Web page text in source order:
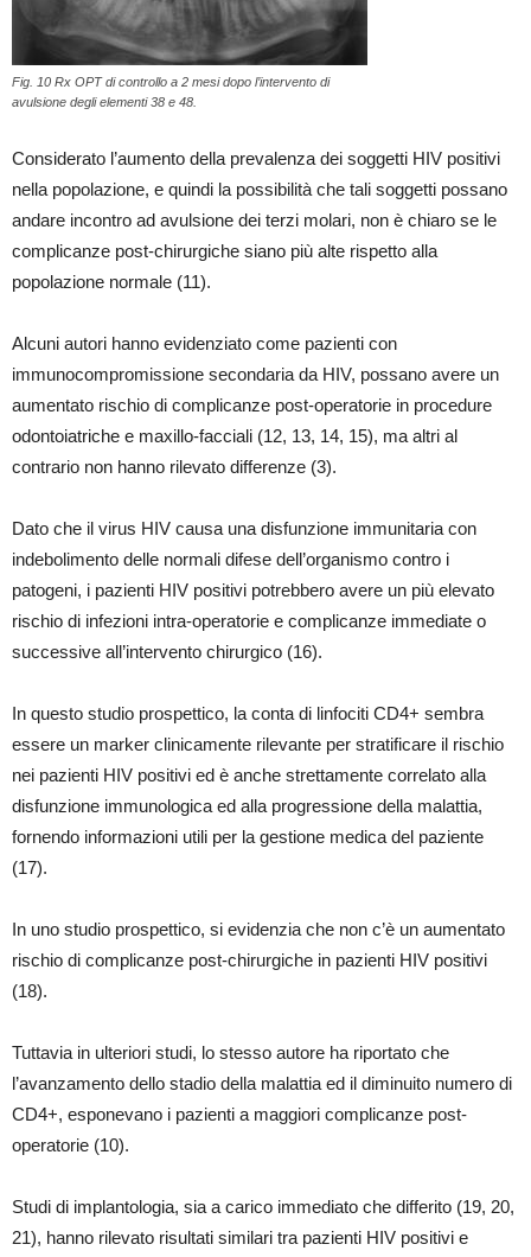
Fig. 10 Rx OPT di controllo a 2 mesi dopo l’intervento di
avulsione degli elementi 38 e 48.
Considerato l’aumento della prevalenza dei soggetti HIV positivi
nella popolazione, e quindi la possibilità che tali soggetti possano
andare incontro ad avulsione dei terzi molari, non è chiaro se le
complicanze post-chirurgiche siano più alte rispetto alla
popolazione normale (11).
Alcuni autori hanno evidenziato come pazienti con
immunocompromissione secondaria da HIV, possano avere un
aumentato rischio di complicanze post-operatorie in procedure
odontoiatriche e maxillo-facciali (12, 13, 14, 15), ma altri al
contrario non hanno rilevato differenze (3).
Dato che il virus HIV causa una disfunzione immunitaria con
indebolimento delle normali difese dell’organismo contro i
patogeni, i pazienti HIV positivi potrebbero avere un più elevato
rischio di infezioni intra-operatorie e complicanze immediate o
successive all’intervento chirurgico (16).
In questo studio prospettico, la conta di linfociti CD4+ sembra
essere un marker clinicamente rilevante per stratificare il rischio
nei pazienti HIV positivi ed è anche strettamente correlato alla
disfunzione immunologica ed alla progressione della malattia,
fornendo informazioni utili per la gestione medica del paziente
(17).
In uno studio prospettico, si evidenzia che non c’è un aumentato
rischio di complicanze post-chirurgiche in pazienti HIV positivi
(18).
Tuttavia in ulteriori studi, lo stesso autore ha riportato che
l’avanzamento dello stadio della malattia ed il diminuito numero di
CD4+, esponevano i pazienti a maggiori complicanze post-
operatorie (10).
Studi di implantologia, sia a carico immediato che differito (19, 20,
21), hanno rilevato risultati similari tra pazienti HIV positivi e